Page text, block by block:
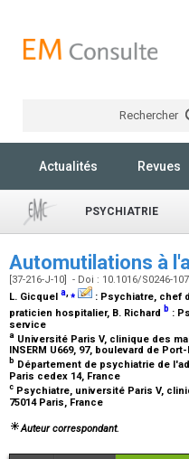
Rechercher
Actualités Revues
PSYCHIATRIE
Automutilations à
[37-216-J-10] - Doi : 10.1016/S0246-
L. Gicquel a,⁎ : Psychiatre, chef
praticien hospitalier, B. Richard b :
service
a Université Paris V, clinique des
INSERM U669, 97, boulevard de
b Département de psychiatrie de
Paris cedex 14, France
c Psychiatre, université Paris V,
75014 Paris, France
Auteur correspondant.